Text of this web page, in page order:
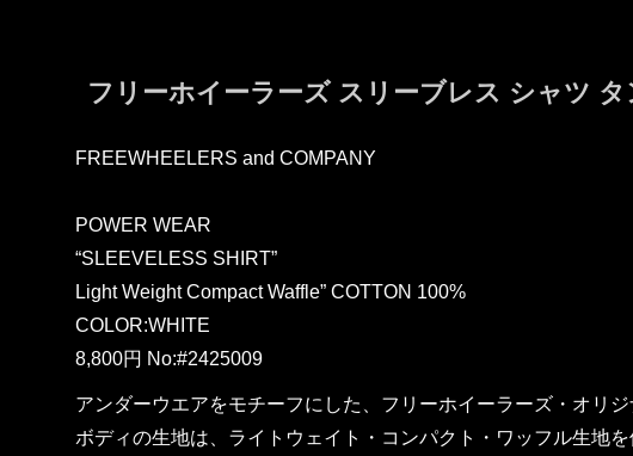
フリーホイーラーズ スリーブレス シャツ
FREEWHEELERS and COMPANY
POWER WEAR
“SLEEVELESS SHIRT”
Light Weight Compact Waffle” COTTON 100%
COLOR:WHITE
8,800円 No:#2425009
アンダーウエアをモチーフにした、フリーホイーラーズ・オリ
ボディの生地は、ライトウェイト・コンパクト・ワッフル生地